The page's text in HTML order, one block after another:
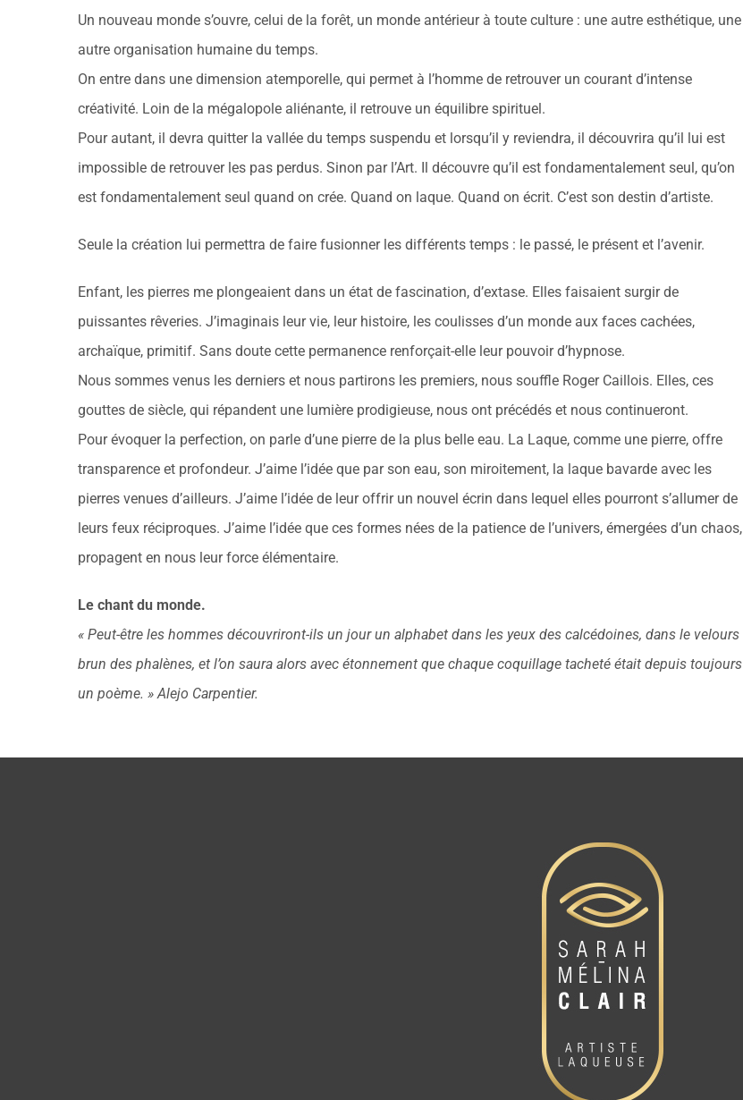
Un nouveau monde s’ouvre, celui de la forêt, un monde antérieur à toute culture : une autre esthétique, une
autre organisation humaine du temps.
On entre dans une dimension atemporelle, qui permet à l’homme de retrouver un courant d’intense
créativité. Loin de la mégalopole aliénante, il retrouve un équilibre spirituel.
Pour autant, il devra quitter la vallée du temps suspendu et lorsqu’il y reviendra, il découvrira qu’il lui est
impossible de retrouver les pas perdus. Sinon par l’Art. Il découvre qu’il est fondamentalement seul, qu’on
est fondamentalement seul quand on crée. Quand on laque. Quand on écrit. C’est son destin d’artiste.
Seule la création lui permettra de faire fusionner les différents temps : le passé, le présent et l’avenir.
Enfant, les pierres me plongeaient dans un état de fascination, d’extase. Elles faisaient surgir de
puissantes rêveries. J’imaginais leur vie, leur histoire, les coulisses d’un monde aux faces cachées,
archaïque, primitif. Sans doute cette permanence renforçait-elle leur pouvoir d’hypnose.
Nous sommes venus les derniers et nous partirons les premiers, nous souffle Roger Caillois. Elles, ces
gouttes de siècle, qui répandent une lumière prodigieuse, nous ont précédés et nous continueront.
Pour évoquer la perfection, on parle d’une pierre de la plus belle eau. La Laque, comme une pierre, offre
transparence et profondeur. J’aime l’idée que par son eau, son miroitement, la laque bavarde avec les
pierres venues d’ailleurs. J’aime l’idée de leur offrir un nouvel écrin dans lequel elles pourront s’allumer de
leurs feux réciproques. J’aime l’idée que ces formes nées de la patience de l’univers, émergées d’un chaos,
propagent en nous leur force élémentaire.
Le chant du monde.
« Peut-être les hommes découvriront-ils un jour un alphabet dans les yeux des calcédoines, dans le velours
brun des phalènes, et l’on saura alors avec étonnement que chaque coquillage tacheté était depuis toujours
un poème. » Alejo Carpentier.